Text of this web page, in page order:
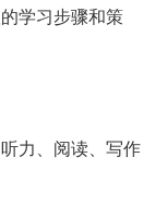
学习步骤和策
力、阅读、写作